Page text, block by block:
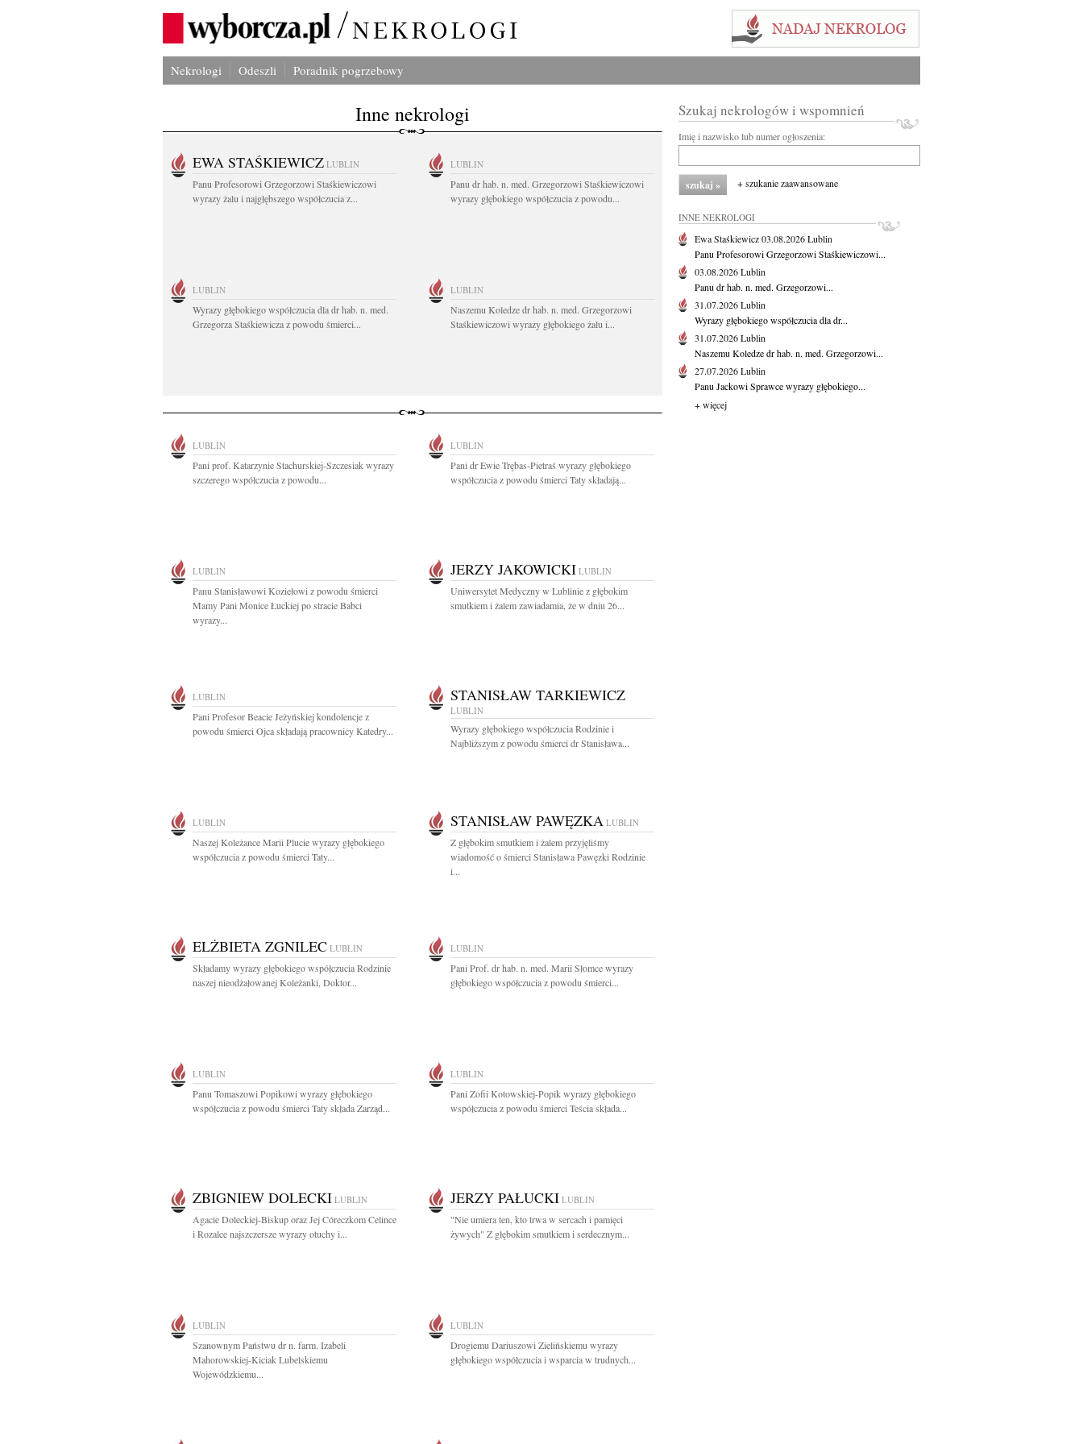
Nekrologi Odeszli Poradnik pogrzebowy
Inne nekrologi
EWA STAŚKIEWICZ LUBLIN
Panu Profesorowi Grzegorzowi Staśkiewiczowi
wyrazy żalu i najgłębszego współczucia z...
LUBLIN
Panu dr hab. n. med. Grzegorzowi Staśkiewiczowi
wyrazy głębokiego współczucia z powodu...
LUBLIN
Wyrazy głębokiego współczucia dla dr hab. n. med.
Grzegorza Staśkiewicza z powodu śmierci...
LUBLIN
Naszemu Koledze dr hab. n. med. Grzegorzowi
Staśkiewiczowi wyrazy głębokiego żalu i...
LUBLIN
Pani prof. Katarzynie Stachurskiej-Szczesiak wyrazy
szczerego współczucia z powodu...
LUBLIN
Pani dr Ewie Trębas-Pietraś wyrazy głębokiego
współczucia z powodu śmierci Taty składają...
LUBLIN
Panu Stanisławowi Koziełowi z powodu śmierci
Mamy Pani Monice Łuckiej po stracie Babci
wyrazy...
JERZY JAKOWICKI LUBLIN
Uniwersytet Medyczny w Lublinie z głębokim
smutkiem i żalem zawiadamia, że w dniu 26...
LUBLIN
Pani Profesor Beacie Jeżyńskiej kondolencje z
powodu śmierci Ojca składają pracownicy Katedry...
STANISŁAW TARKIEWICZ
LUBLIN
Wyrazy głębokiego współczucia Rodzinie i
Najbliższym z powodu śmierci dr Stanisława...
LUBLIN
Naszej Koleżance Marii Plucie wyrazy głębokiego
współczucia z powodu śmierci Taty...
STANISŁAW PAWĘZKA LUBLIN
Z głębokim smutkiem i żalem przyjęliśmy
wiadomość o śmierci Stanisława Pawęzki Rodzinie
i...
ELŻBIETA ZGNILEC LUBLIN
Składamy wyrazy głębokiego współczucia Rodzinie
naszej nieodżałowanej Koleżanki, Doktor...
LUBLIN
Pani Prof. dr hab. n. med. Marii Słomce wyrazy
głębokiego współczucia z powodu śmierci...
LUBLIN
Panu Tomaszowi Popikowi wyrazy głębokiego
współczucia z powodu śmierci Taty składa Zarząd...
LUBLIN
Pani Zofii Kotowskiej-Popik wyrazy głębokiego
współczucia z powodu śmierci Teścia składa...
ZBIGNIEW DOLECKI LUBLIN
Agacie Doleckiej-Biskup oraz Jej Córeczkom Celince
i Rozalce najszczersze wyrazy otuchy i...
JERZY PAŁUCKI LUBLIN
"Nie umiera ten, kto trwa w sercach i pamięci
żywych" Z głębokim smutkiem i serdecznym...
LUBLIN
Szanownym Państwu dr n. farm. Izabeli
Mahorowskiej-Kiciak Lubelskiemu
Wojewódzkiemu...
LUBLIN
Drogiemu Dariuszowi Zielińskiemu wyrazy
głębokiego współczucia i wsparcia w trudnych...
Szukaj nekrologów i wspomnień
Imię i nazwisko lub numer ogłoszenia:
+ szukanie zaawansowane
INNE NEKROLOGI
Ewa Staśkiewicz03.08.2026Lublin
Panu Profesorowi Grzegorzowi Staśkiewiczowi...
03.08.2026Lublin
Panu dr hab. n. med. Grzegorzowi...
31.07.2026Lublin
Wyrazy głębokiego współczucia dla dr...
31.07.2026Lublin
Naszemu Koledze dr hab. n. med. Grzegorzowi...
27.07.2026Lublin
Panu Jackowi Sprawce wyrazy głębokiego...
+ więcej